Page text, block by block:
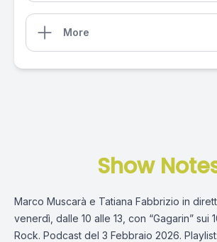
More
Show
Marco Muscarà e Tatiana Fabbrizio in
venerdì, dalle 10 alle 13, con “Gagarin” sui
Rock. Podcast del 3 Febbraio 2026. Playlist: